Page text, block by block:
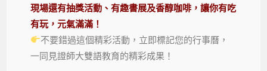
現場還有抽獎活動、有趣書展及香醇咖啡，讓你有吃
有玩，元氣滿滿！
不要錯過這個精彩活動，立即標記您的行事曆，
一同見證師大雙語教育的精彩成果！